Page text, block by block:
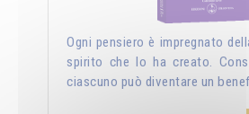
Ogni pensiero è impregnato
spirito che lo ha creato.
ciascuno può diventare un